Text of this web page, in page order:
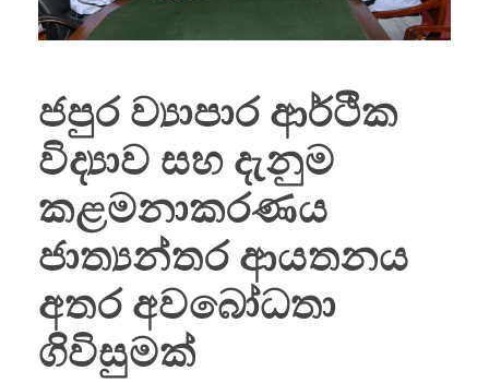
ජපුර ව්‍යාපාර ආර්ථික
විද්‍යාව සහ දැනුම
කළමනාකරණය
ජාත්‍යන්තර ආයතනය
අතර අවබෝධතා
ගිවිසුමක්